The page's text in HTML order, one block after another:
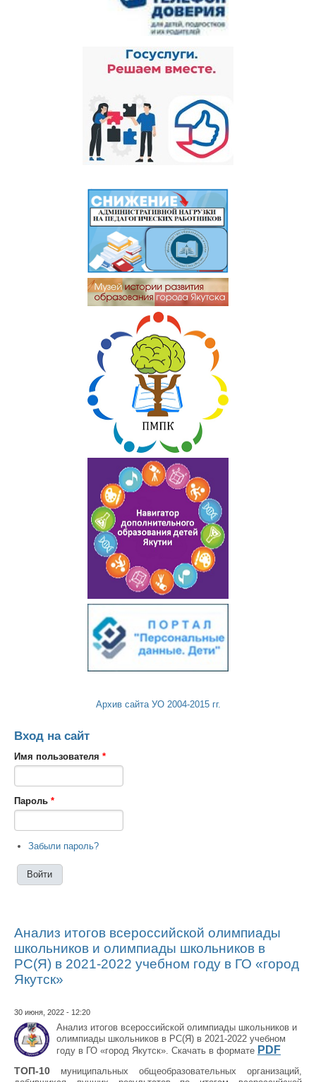
Архив сайта УО 2004-2015 гг.
Вход на сайт
Имя пользователя *
Пароль *
Забыли пароль?
Анализ итогов всероссийской олимпиады
школьников и олимпиады школьников в
РС(Я) в 2021-2022 учебном году в ГО «город
Якутск»
30 июня, 2022 - 12:20
Анализ итогов всероссийской олимпиады школьников и
олимпиады школьников в РС(Я) в 2021-2022 учебном
году в ГО «город Якутск». Скачать в формате PDF
ТОП-10 муниципальных общеобразовательных организаций,